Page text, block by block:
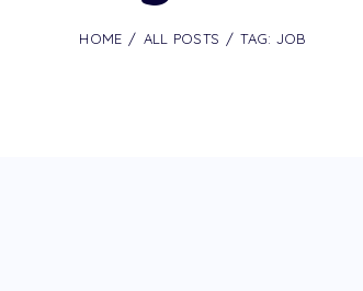
HOME ALL POSTS TAG: JOB